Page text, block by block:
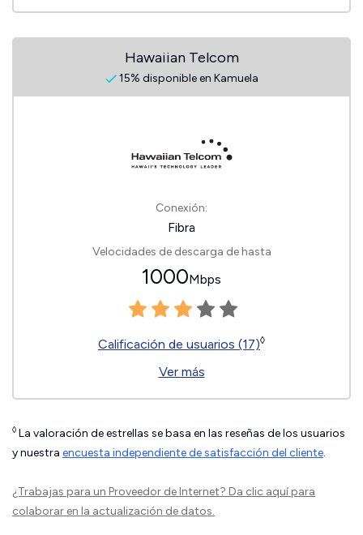
Hawaiian Telcom
15% disponible en Kamuela
Conexión:
Fibra
Velocidades de descarga de hasta
1000Mbps
Calificación de usuarios (17)◊
Ver más
◊ La valoración de estrellas se basa en las reseñas de los usuarios
y nuestra encuesta independiente de satisfacción del cliente.
¿Trabajas para un Proveedor de Internet? Da clic aquípara
colaborar en la actualización de datos.